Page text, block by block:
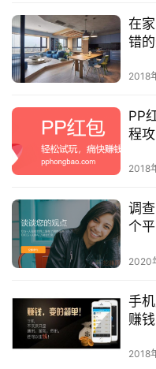
在
错
2018
PP
程
2018
调
个
2020
手
赚
2018